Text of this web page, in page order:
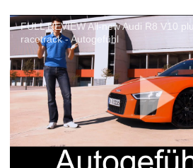
FULL REVIEW All-new Audi R8 V10
racetrack - Autogefühl